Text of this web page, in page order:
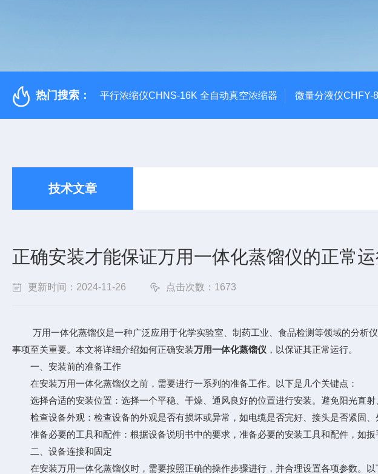
热门搜索： 平行浓缩仪CHNS-16K 全自动真空浓缩器 微量分液仪CHFY-
技术文章
正确安装才能保证万用一体化蒸馏仪的正常
更新时间：2024-11-26 点击次数：1673
万用一体化蒸馏仪是一种广泛应用于化学实验室、制药工业、食品检测等领域的分析
事项至关重要。本文将详细介绍如何正确安装万用一体化蒸馏仪 ，以保证其正常运行。
一、安装前的准备工作
在安装万用一体化蒸馏仪之前，需要进行一系列的准备工作。以下是几个关键点：
选择合适的安装位置：选择一个平稳、干燥、通风良好的位置进行安装。避免阳光直射
检查设备外观：检查设备的外观是否有损坏或异常，如电缆是否完好、接头是否紧固、
准备必要的工具和配件：根据设备说明书中的要求，准备必要的安装工具和配件，如扳
二、设备连接和固定
在安装万用一体化蒸馏仪时，需要按照正确的操作步骤进行，并合理设置各项参数。以